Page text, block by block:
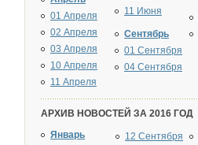
01 Апреля
02 Апреля
03 Апреля
10 Апреля
11 Апреля
11 Июня
Сентябрь
01 Сентября
04 Сентября
АРХИВ НОВОСТЕЙ ЗА 2016 ГОД
Январь
12 Сентября